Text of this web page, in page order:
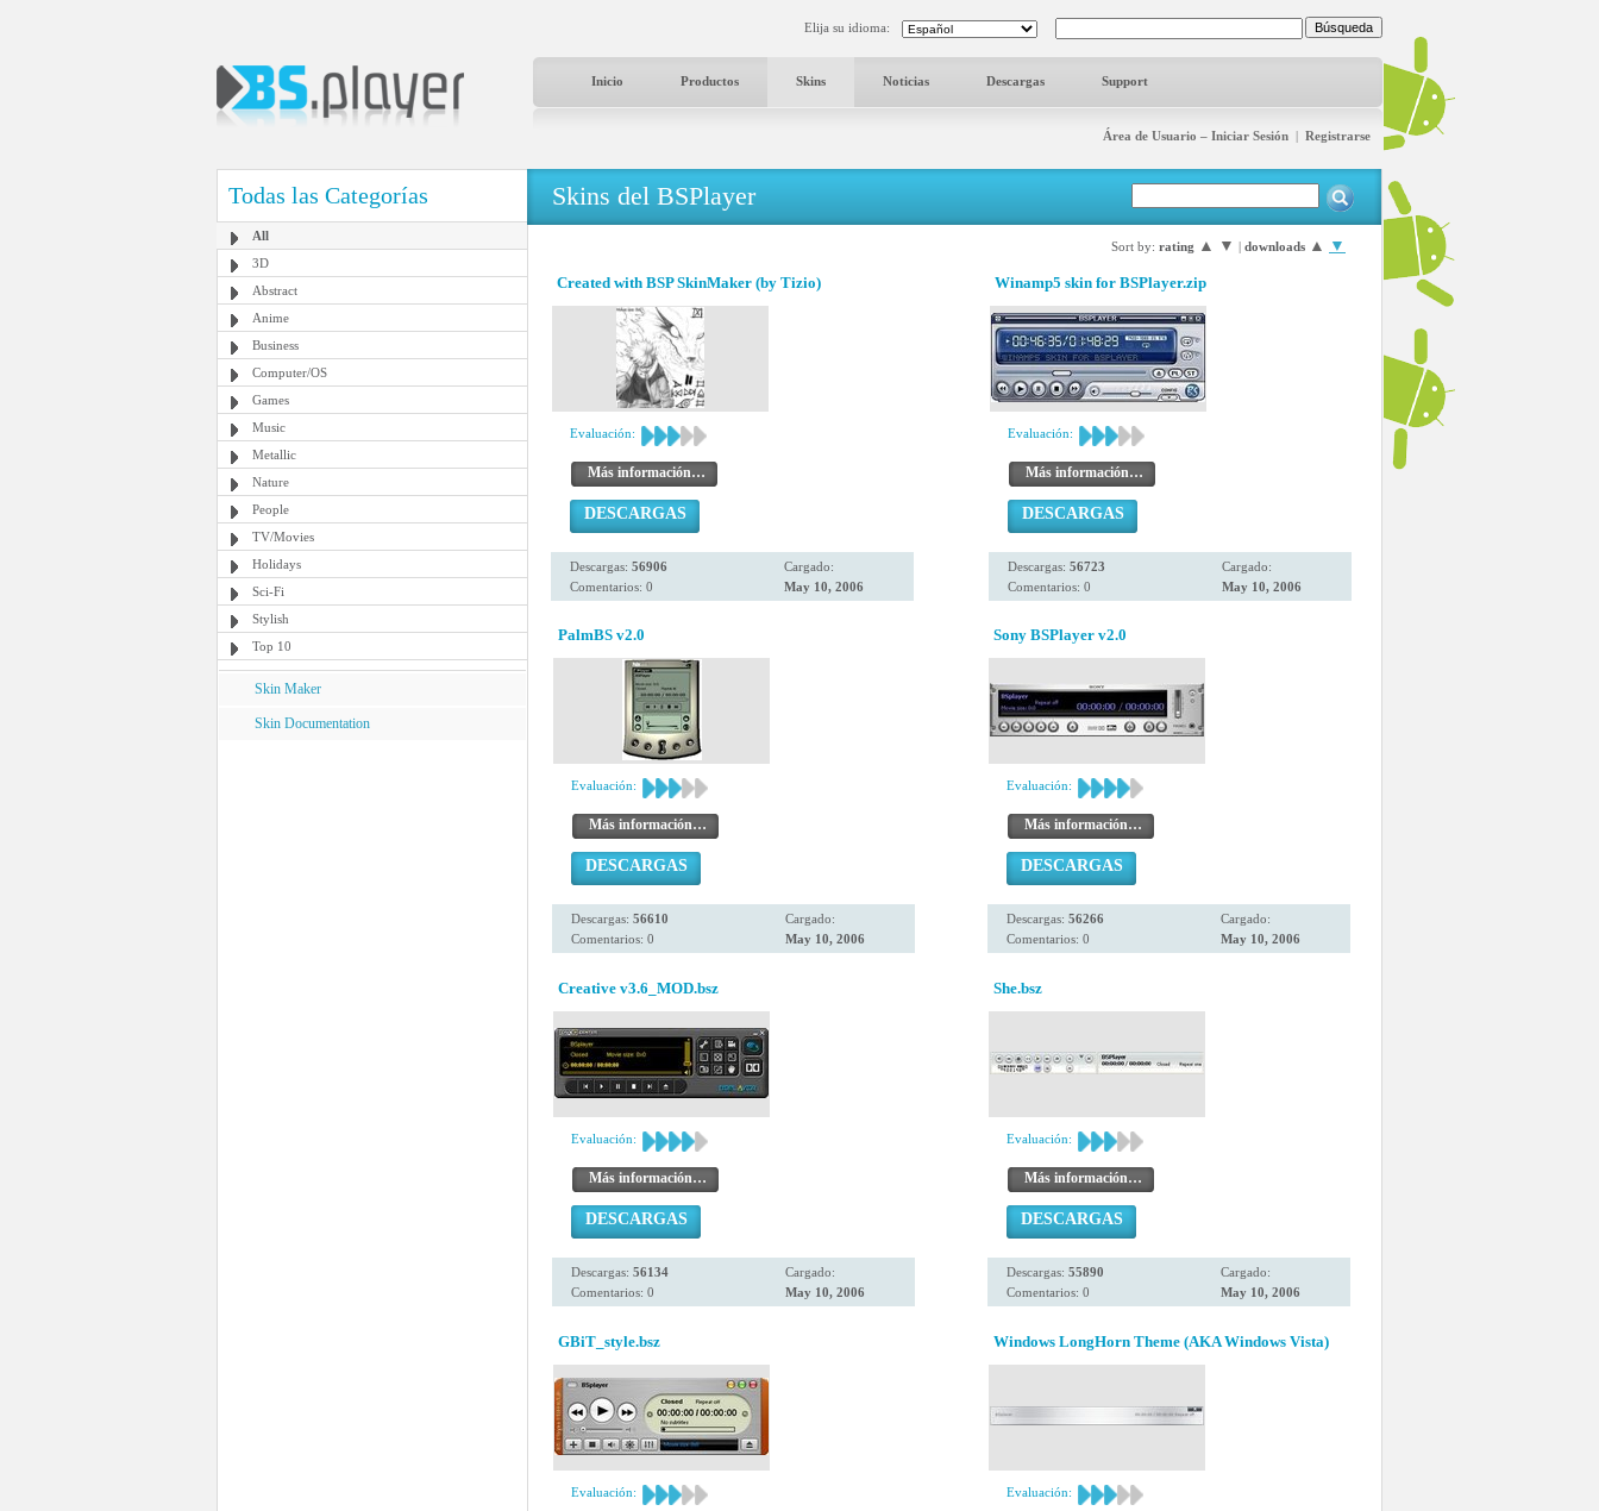
Elija su idioma:
Inicio Productos Skins Noticias Descargas Support
Área de Usuario – Iniciar Sesión | Registrarse
Todas las Categorías
All
3D
Abstract
Anime
Business
Computer/OS
Games
Music
Metallic
Nature
People
TV/Movies
Holidays
Sci-Fi
Stylish
Top 10
Skin Maker
Skin Documentation
Skins del BSPlayer
Sort by: rating ▲ ▼ | downloads ▲ ▼
Created with BSP SkinMaker (by Tizio)
Evaluación:
Más información…
DESCARGAS
Descargas: 56906
Comentarios: 0
Cargado:
May 10, 2006
Winamp5 skin for BSPlayer.zip
Evaluación:
Más información…
DESCARGAS
Descargas: 56723
Comentarios: 0
Cargado:
May 10, 2006
PalmBS v2.0
Evaluación:
Más información…
DESCARGAS
Descargas: 56610
Comentarios: 0
Cargado:
May 10, 2006
Sony BSPlayer v2.0
Evaluación:
Más información…
DESCARGAS
Descargas: 56266
Comentarios: 0
Cargado:
May 10, 2006
Creative v3.6_MOD.bsz
Evaluación:
Más información…
DESCARGAS
Descargas: 56134
Comentarios: 0
Cargado:
May 10, 2006
She.bsz
Evaluación:
Más información…
DESCARGAS
Descargas: 55890
Comentarios: 0
Cargado:
May 10, 2006
GBiT_style.bsz
Evaluación:
Windows LongHorn Theme (AKA Windows Vista)
Evaluación: